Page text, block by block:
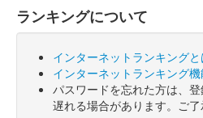
ランキングについて
インターネットランキングと
インターネットランキング
パスワードを忘れた方は、登
遅れる場合があります。ご了